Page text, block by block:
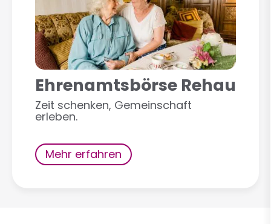
Ehrenamtsbörse Rehau
Zeit schenken, Gemeinschaft
erleben.
Mehr erfahren